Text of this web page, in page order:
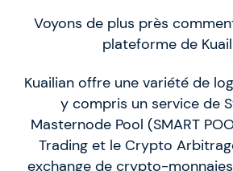
Voyons de plus près
plateforme de
Kuailian offre une variété de
y compris un service de
Masternode Pool (SMART
Trading et le Crypto
exchange de crypto-